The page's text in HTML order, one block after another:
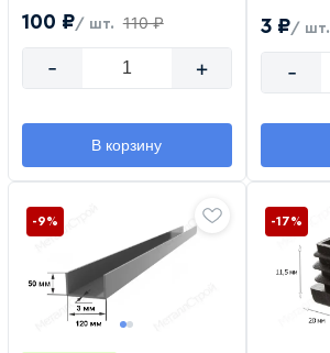
100 ₽/ шт. 110 ₽
- +
В корзину
3 ₽/ шт.
-
-9% -17%